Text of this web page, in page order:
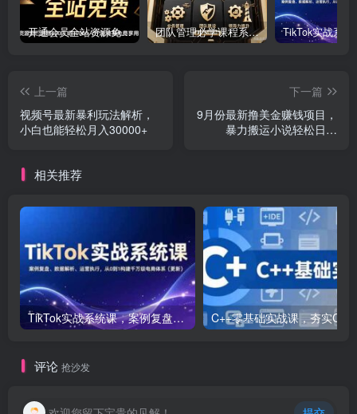
开通会员全站资源免费下载 开通VIP会员 HY资源库 团队管理必学课程系列，阿里巴巴“腿部三板斧”
上一篇
视频号最新暴利玩法解析，
小白也能轻松月入30000+
下一篇
9月份最新撸美金赚钱项目，
暴力搬运小说轻松日入
相关推荐
TikTok实战系统课，案例复盘、数据解析、运营执行，从0到1构建千万级电商体系（更新）
评论 抢沙发